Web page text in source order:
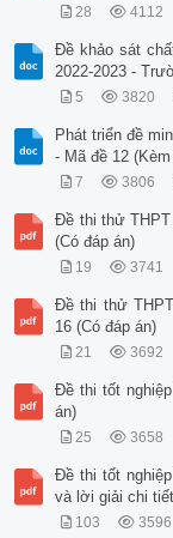
28 4112
Đề khảo sát
2022-2023 -
5 3820
Phát triển đề
- Mã đề 12
7 3806
Đề thi thử THPT
(Có đáp án)
19 3741
Đề thi thử
16 (Có đáp án)
21 3692
Đề thi tốt
án)
25 3658
Đề thi tốt
và lời giải chi
103 3596